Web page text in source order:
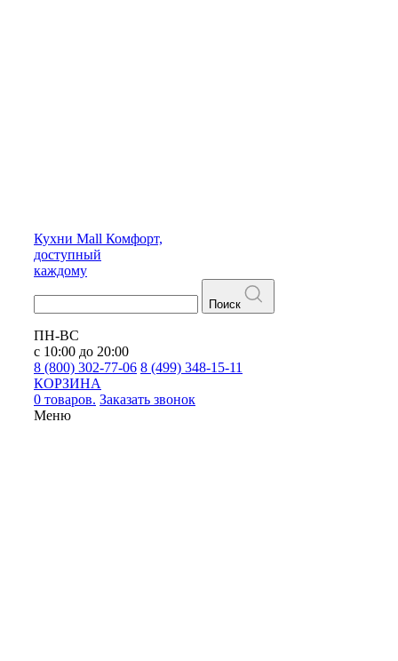
Кухни Mall Комфорт,
доступный
каждому
Поиск
ПН-ВС
с 10:00 до 20:00
8 (800) 302-77-06 8 (499) 348-15-11
КОРЗИНА
0 товаров. Заказать звонок
Меню